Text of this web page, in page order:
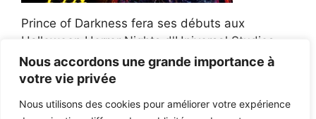
Nous accordons une grande importance à
votre vie privée
Nous utilisons des cookies pour améliorer votre expérience
Prince of Darkness fera ses débuts aux
Halloween Horror Nights d'Universal Studios